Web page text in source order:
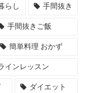
らし 手間抜き
手間抜きご飯
簡単料理 おかず
インレッスン
ダイエット